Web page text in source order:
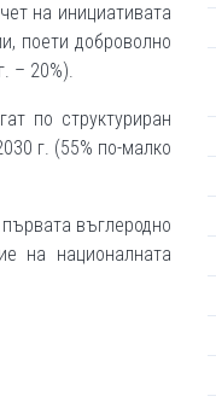
на инициативата
поети доброволно
– 20%).
по структуриран
г. (55% по-малко
въглеродно
на националната